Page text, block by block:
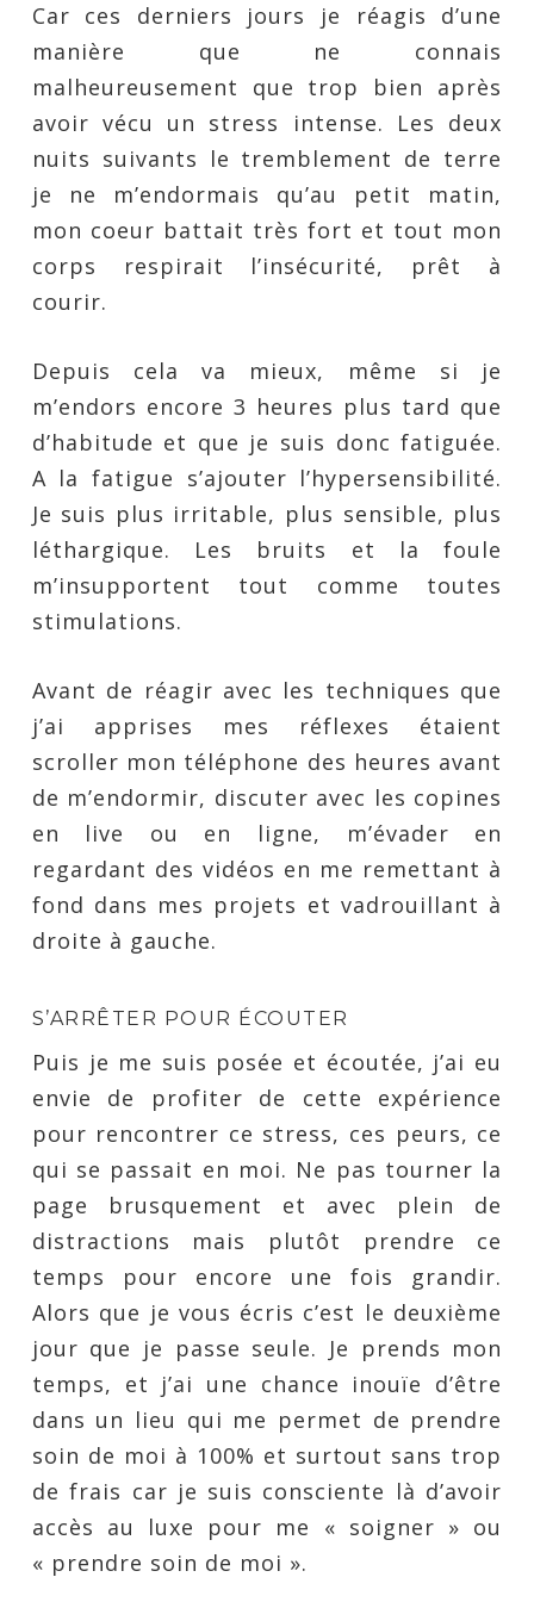
Car ces derniers jours je réagis d’une
manière que ne connais
malheureusement que trop bien après
avoir vécu un stress intense. Les deux
nuits suivants le tremblement de terre
je ne m’endormais qu’au petit matin,
mon coeur battait très fort et tout mon
corps respirait l’insécurité, prêt à
courir.
Depuis cela va mieux, même si je
m’endors encore 3 heures plus tard que
d’habitude et que je suis donc fatiguée.
A la fatigue s’ajouter l’hypersensibilité.
Je suis plus irritable, plus sensible, plus
léthargique. Les bruits et la foule
m’insupportent tout comme toutes
stimulations.
Avant de réagir avec les techniques que
j’ai apprises mes réflexes étaient
scroller mon téléphone des heures avant
de m’endormir, discuter avec les copines
en live ou en ligne, m’évader en
regardant des vidéos en me remettant à
fond dans mes projets et vadrouillant à
droite à gauche.
S’ARRÊTER POUR ÉCOUTER
Puis je me suis posée et écoutée, j’ai eu
envie de profiter de cette expérience
pour rencontrer ce stress, ces peurs, ce
qui se passait en moi. Ne pas tourner la
page brusquement et avec plein de
distractions mais plutôt prendre ce
temps pour encore une fois grandir.
Alors que je vous écris c’est le deuxième
jour que je passe seule. Je prends mon
temps, et j’ai une chance inouïe d’être
dans un lieu qui me permet de prendre
soin de moi à 100% et surtout sans trop
de frais car je suis consciente là d’avoir
accès au luxe pour me « soigner » ou
« prendre soin de moi ».